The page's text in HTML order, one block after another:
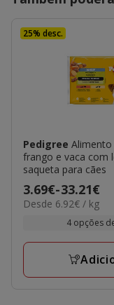
25% desc.
Pedigree
frango e vaca com
saqueta para cães
Preço
de
a
3.69€-33.21€
6.92€
Desde 6.92€ / kg
4 opções